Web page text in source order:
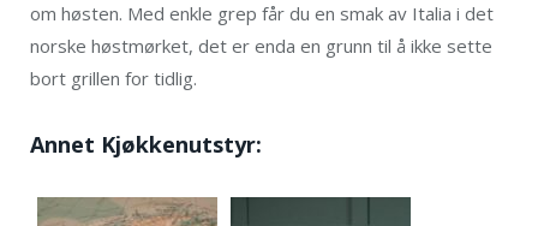
om høsten. Med enkle grep får du en smak av Italia i det
norske høstmørket, det er enda en grunn til å ikke sette
bort grillen for tidlig.
Annet Kjøkkenutstyr: